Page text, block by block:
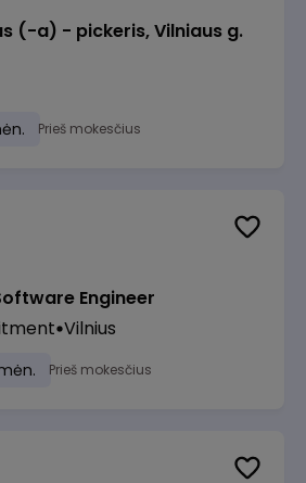
(-a) - pickeris, Vilniaus g.
Prieš mokesčius
Engineer
Vilnius
Prieš mokesčius